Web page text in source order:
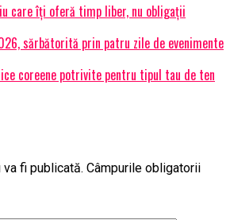
care îți oferă timp liber, nu obligații
sărbătorită prin patru zile de evenimente
coreene potrivite pentru tipul tau de ten
fi publicată. Câmpurile obligatorii